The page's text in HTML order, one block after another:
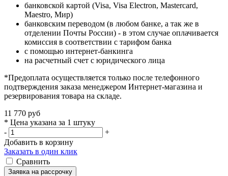
банковской картой (Visa, Visa Electron, Mastercard,
Maestro, Мир)
банковским переводом (в любом банке, а так же в
отделении Почты России) - в этом случае оплачивается
комиссия в соответствии с тарифом банка
с помощью интернет-банкинга
на расчетный счет с юридического лица
*Предоплата осуществляется только после телефонного
подтверждения заказа менеджером Интернет-магазина и
резервирования товара на складе.
11 770 руб
* Цена указана за 1 штуку
-
+
Добавить в корзину
Заказать в один клик
Сравнить
Заявка на рассрочку